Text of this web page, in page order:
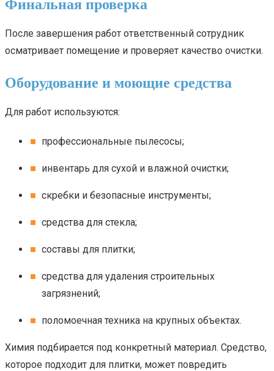
Финальная проверка
После завершения работ ответственный сотрудник
осматривает помещение и проверяет качество очистки.
Оборудование и моющие средства
Для работ используются:
профессиональные пылесосы;
инвентарь для сухой и влажной очистки;
скребки и безопасные инструменты;
средства для стекла;
составы для плитки;
средства для удаления строительных
загрязнений;
поломоечная техника на крупных объектах.
Химия подбирается под конкретный материал. Средство,
которое подходит для плитки, может повредить